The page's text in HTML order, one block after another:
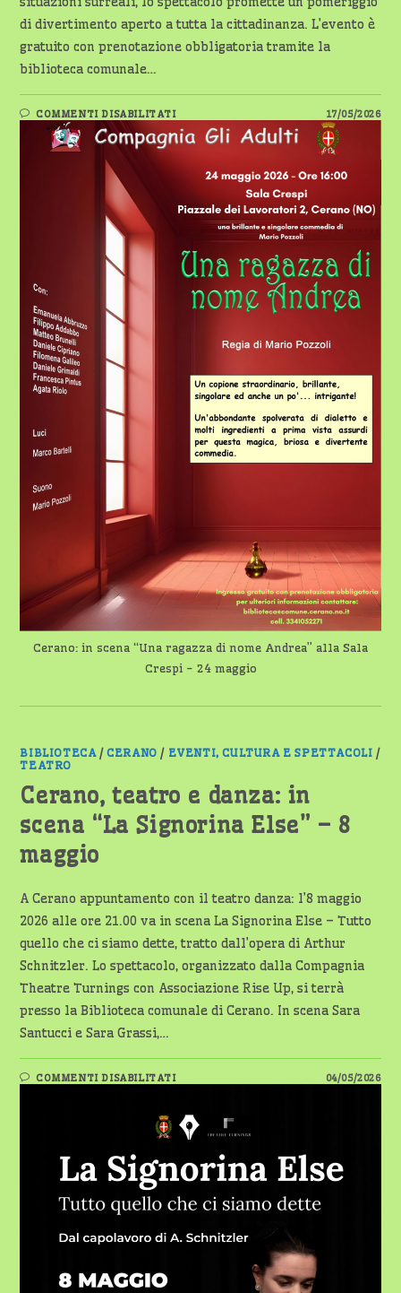
di divertimento aperto a tutta la cittadinanza. L’evento è
gratuito con prenotazione obbligatoria tramite la
biblioteca comunale…
COMMENTI DISABILITATISU
CERANO:
IN
SCENA
RAGAZZA
NOME
ANDREA”
ALLA
CRESPI
–
24
MAGGIO
17/05/2026
Cerano: in scena “Una ragazza di nome Andrea” alla Sala
Crespi - 24 maggio
BIBLIOTECA/CERANO / EVENTI, CULTURA E SPETTACOLI /
TEATRO
Cerano, teatro e danza: in
scena “La Signorina Else” – 8
maggio
A Cerano appuntamento con il teatro danza: l’8 maggio
2026 alle ore 21.00 va in scena La Signorina Else – Tutto
quello che ci siamo dette, tratto dall’opera di Arthur
Schnitzler. Lo spettacolo, organizzato dalla Compagnia
Theatre Turnings con Associazione Rise Up, si terrà
presso la Biblioteca comunale di Cerano. In scena Sara
Santucci e Sara Grassi,…
COMMENTI DISABILITATISU
CERANO,
DANZA:
IN
“LA
SIGNORINA
ELSE”
–
8
04/05/2026